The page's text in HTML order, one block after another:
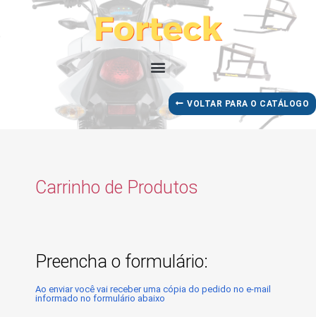
VOLTAR PARA O CATÁLOGO
Carrinho de Produtos
Preencha o formulário:
Ao enviar você vai receber uma cópia do pedido no e-mail
informado no formulário abaixo